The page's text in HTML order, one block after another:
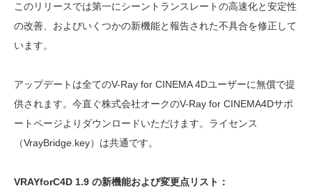
このリリースでは第一にシーントランスレートの高速化と安定性
の改善、およびいくつかの新機能と報告された不具合を修正して
います。
アップデートは全てのV-Ray for CINEMA 4Dユーザーに無償で提
供されます。今直ぐ株式会社オークのV-Ray for CINEMA4Dサポ
ートページよりダウンロードいただけます。ライセンス
（VrayBridge.key）は共通です。
VRAYforC4D 1.9 の新機能および変更点リスト：